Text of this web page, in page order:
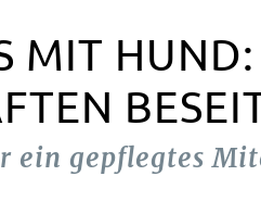
MIT
ein gepflegtes